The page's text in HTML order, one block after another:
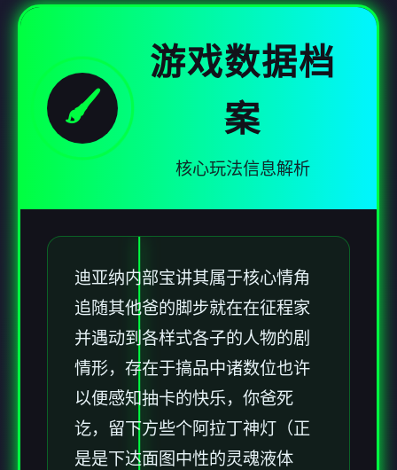
🖌️
游戏数据档
案
核心玩法信息解析
迪亚纳内部宝讲其属于核心情角
追随其他爸的脚步就在在征程家
并遇动到各样式各子的人物的剧
情形，存在于搞品中诸数位也许
以便感知抽卡的快乐，你爸死
讫，留下方些个阿拉丁神灯（正
是是下达面图中性的灵魂液体